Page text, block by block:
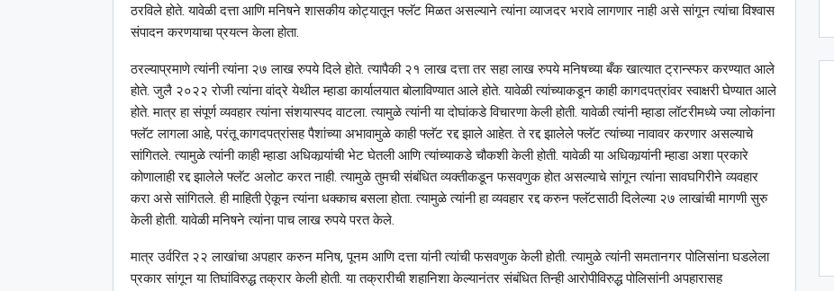
ठरविले होते. यावेळी दत्ता आणि मनिषने शासकीय कोट्यातून फ्लॅट मिळत असल्याने त्यांना व्याजदर भरावे लागणार नाही असे सांगून त्यांचा विश्‍वास
संपादन करणयाचा प्रयत्न केला होता.
ठरल्याप्रमाणे त्यांनी त्यांना २७ लाख रुपये दिले होते. त्यापैकी २१ लाख दत्ता तर सहा लाख रुपये मनिषच्या बँक खात्यात ट्रान्स्फर करण्यात आले
होते. जुलै २०२२ रोजी त्यांना वांद्रे येथील म्हाडा कार्यालयात बोलाविण्यात आले होते. यावेळी त्यांच्याकडून काही कागदपत्रांवर स्वाक्षरी घेण्यात आले
होते. मात्र हा संपूर्ण व्यवहार त्यांना संशयास्पद वाटला. त्यामुळे त्यांनी या दोघांकडे विचारणा केली होती. यावेळी त्यांनी म्हाडा लॉटरीमध्ये ज्या लोकांना
फ्लॅट लागला आहे, परंतू कागदपत्रांसह पैशांच्या अभावामुळे काही फ्लॅट रद्द झाले आहेत. ते रद्द झालेले फ्लॅट त्यांच्या नावावर करणार असल्याचे
सांगितले. त्यामुळे त्यांनी काही म्हाडा अधिकार्‍यांची भेट घेतली आणि त्यांच्याकडे चौकशी केली होती. यावेळी या अधिकार्‍यांनी म्हाडा अशा प्रकारे
कोणालाही रद्द झालेले फ्लॅट अलोट करत नाही. त्यामुळे तुमची संबंधित व्यक्तीकडून फसवणुक होत असल्याचे सांगून त्यांना सावघगिरीने व्यवहार
करा असे सांगितले. ही माहिती ऐकून त्यांना धक्काच बसला होता. त्यामुळे त्यांनी हा व्यवहार रद्द करुन फ्लॅटसाठी दिलेल्या २७ लाखांची मागणी सुरु
केली होती. यावेळी मनिषने त्यांना पाच लाख रुपये परत केले.
मात्र उर्वरित २२ लाखांचा अपहार करुन मनिष, पूनम आणि दत्ता यांनी त्यांची फसवणुक केली होती. त्यामुळे त्यांनी समतानगर पोलिसांना घडलेला
प्रकार सांगून या तिघांविरुद्ध तक्रार केली होती. या तक्रारीची शहानिशा केल्यानंतर संबंधित तिन्ही आरोपीविरुद्ध पोलिसांनी अपहारासह